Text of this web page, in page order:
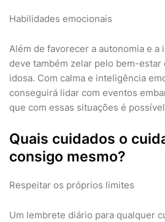
Habilidades emocionais
Além de favorecer a autonomia e a
deve também zelar pelo bem-estar
idosa. Com calma e inteligência
conseguirá lidar com eventos
que com essas situações é
Quais cuidados o
consigo mesmo?
Respeitar os próprios limites
Um lembrete diário para qualquer